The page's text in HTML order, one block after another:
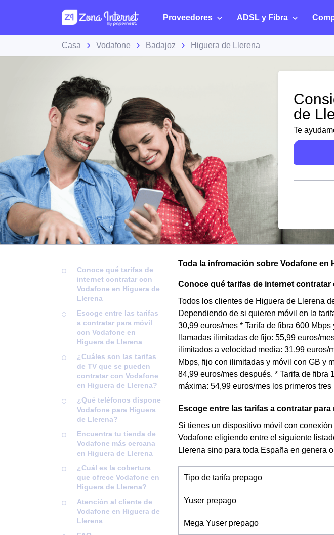
Proveedores ADSL y Fibra
Casa Vodafone Badajoz Higuera de Llerena
de
Te
Conoce qué tarifas de
internet contratar con
Vodafone en Higuera de
Llerena
Escoge entre las tarifas
a contratar para móvil
con Vodafone en
Higuera de Llerena
¿Cuáles son las tarifas
de TV que se pueden
contratar con Vodafone
en Higuera de Llerena?
¿Qué teléfonos dispone
Vodafone para Higuera
de Llerena?
Encuentra tu tienda de
Vodafone más cercana
en Higuera de Llerena
¿Cuál es la cobertura
que ofrece Vodafone en
Higuera de Llerena?
Atención al cliente de
Vodafone en Higuera de
Llerena
Toda la infromación sobre Vodafone en
Conoce qué tarifas de internet
Todos los clientes de Higuera de Llerena
Dependiendo de si quieren móvil en la
30,99 euros/mes * Tarifa de fibra 600
llamadas ilimitadas de fijo: 55,99 euros/
ilimitados a velocidad media: 31,99 euros/
Mbps, fijo con ilimitadas y móvil con GB y
84,99 euros/mes después. * Tarifa de
máxima: 54,99 euros/mes los primeros
Escoge entre las tarifas a contratar
Si tienes un dispositivo móvil con
Vodafone eligiendo entre el siguiente
Llerena sino para toda España en genera
Tipo de tarifa prepago
Yuser prepago
Mega Yuser prepago